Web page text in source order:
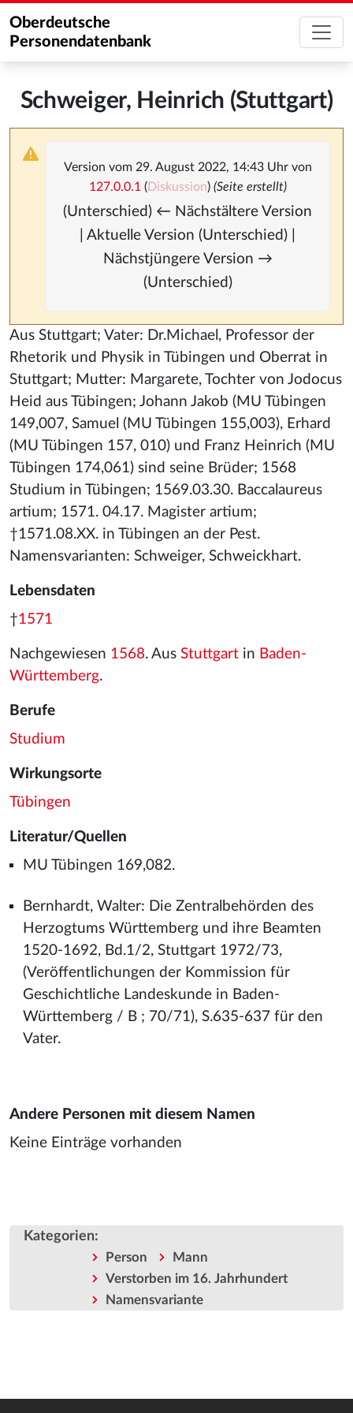
Oberdeutsche
Personendatenbank
Schweiger, Heinrich (Stuttgart)
Version vom 29. August 2022, 14:43 Uhr von
127.0.0.1 (Diskussion) (Seite erstellt)
(Unterschied) ← Nächstältere Version
| Aktuelle Version (Unterschied) |
Nächstjüngere Version →
(Unterschied)
Aus Stuttgart; Vater: Dr.Michael, Professor der
Rhetorik und Physik in Tübingen und Oberrat in
Stuttgart; Mutter: Margarete, Tochter von Jodocus
Heid aus Tübingen; Johann Jakob (MU Tübingen
149,007, Samuel (MU Tübingen 155,003), Erhard
(MU Tübingen 157, 010) und Franz Heinrich (MU
Tübingen 174,061) sind seine Brüder; 1568
Studium in Tübingen; 1569.03.30. Baccalaureus
artium; 1571. 04.17. Magister artium;
†1571.08.XX. in Tübingen an der Pest.
Namensvarianten: Schweiger, Schweickhart.
Lebensdaten
†1571
Nachgewiesen 1568. Aus Stuttgart in Baden-
Württemberg.
Berufe
Studium
Wirkungsorte
Tübingen
Literatur/Quellen
MU Tübingen 169,082.
Bernhardt, Walter: Die Zentralbehörden des
Herzogtums Württemberg und ihre Beamten
1520-1692, Bd.1/2, Stuttgart 1972/73,
(Veröffentlichungen der Kommission für
Geschichtliche Landeskunde in Baden-
Württemberg / B ; 70/71), S.635-637 für den
Vater.
Andere Personen mit diesem Namen
Keine Einträge vorhanden
Kategorien:
Person
Mann
Verstorben im 16. Jahrhundert
Namensvariante